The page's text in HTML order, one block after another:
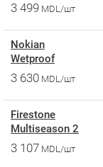
3 499 MDL/шт
Nokian
Wetproof
3 630 MDL/шт
Firestone
Multiseason 2
3 107 MDL/шт